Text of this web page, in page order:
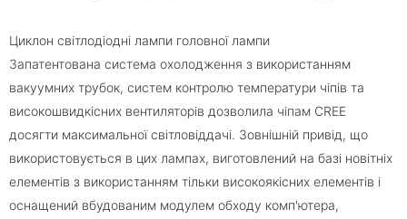
Циклон світлодіодні лампи головної лампи
Запатентована система охолодження з використанням
вакуумних трубок, систем контролю температури чіпів та
високошвидкісних вентиляторів дозволила чіпам CREE
досягти максимальної світловіддачі. Зовнішній привід, що
використовується в цих лампах, виготовлений на базі новітніх
елементів з використанням тільки високоякісних елементів і
оснащений вбудованим модулем обходу комп'ютера,